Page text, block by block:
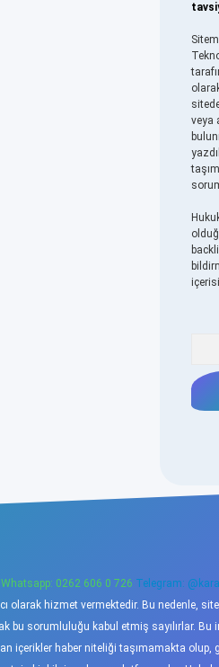
veya
Whatsapp: 0262 606 0 726 Telegram:
olarak hizmet vermektedir. Bu nedenle,
sorumluluğu kabul etmiş sayılırlar.
içerikler haber niteliği taşımamakta olup,